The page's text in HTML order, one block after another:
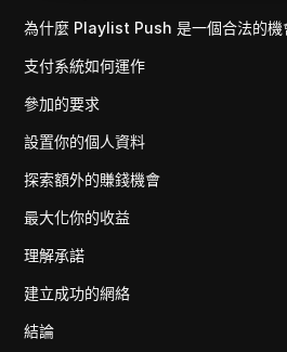
為什麼 Playlist Push 是一個合法的機
支付系統如何運作
參加的要求
設置你的個人資料
探索額外的賺錢機會
最大化你的收益
理解承諾
建立成功的網絡
結論